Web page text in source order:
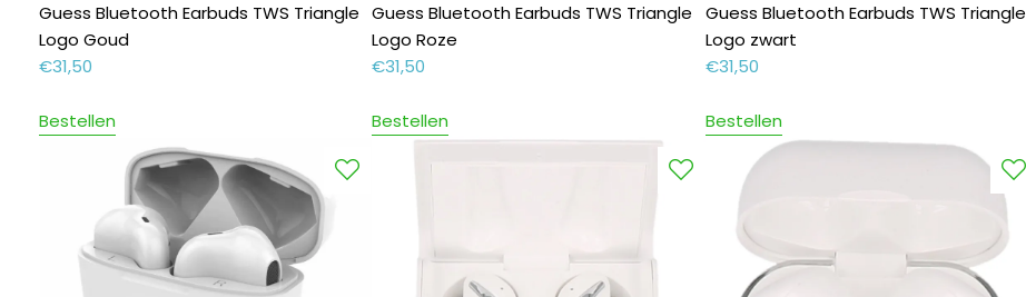
Guess Bluetooth Earbuds TWS Triangle
Logo Goud
€31,50
Bestellen
Guess Bluetooth Earbuds TWS Triangle
Logo Roze
€31,50
Bestellen
Guess Bluetooth Earbuds TWS Triangle
Logo zwart
€31,50
Bestellen